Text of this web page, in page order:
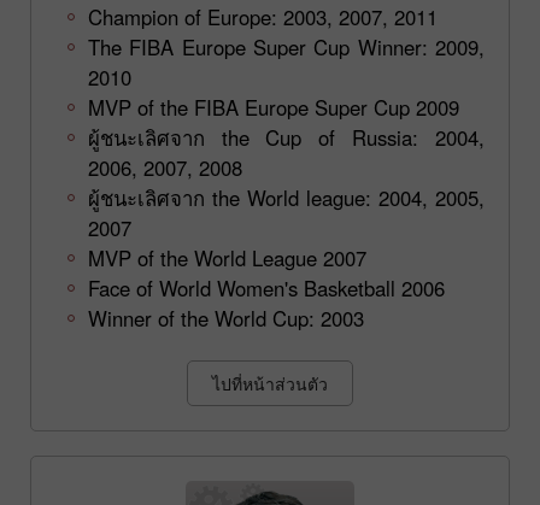
Champion of Europe: 2003, 2007, 2011
The FIBA Europe Super Cup Winner: 2009,
2010
MVP of the FIBA Europe Super Cup 2009
ผู้ชนะเลิศจาก the Cup of Russia: 2004,
2006, 2007, 2008
ผู้ชนะเลิศจาก the World league: 2004, 2005,
2007
MVP of the World League 2007
Face of World Women's Basketball 2006
Winner of the World Cup: 2003
ไปที่หน้าส่วนตัว